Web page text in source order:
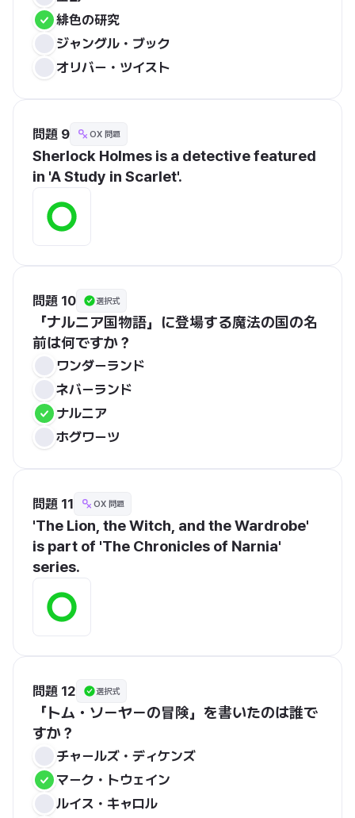
緋色の研究
ジャングル・ブック
オリバー・ツイスト
問題 9 OX 問題
Sherlock Holmes is a detective featured
in 'A Study in Scarlet'.
問題 10 選択式
「ナルニア国物語」に登場する魔法の国の名
前は何ですか？
ワンダーランド
ネバーランド
ナルニア
ホグワーツ
問題 11 OX 問題
'The Lion, the Witch, and the Wardrobe'
is part of 'The Chronicles of Narnia'
series.
問題 12 選択式
「トム・ソーヤーの冒険」を書いたのは誰で
すか？
チャールズ・ディケンズ
マーク・トウェイン
ルイス・キャロル